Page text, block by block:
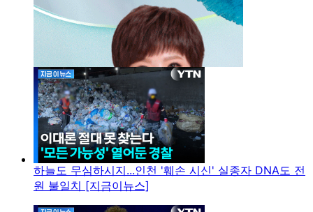
하늘도 무심하시지...인천 '훼손 시신' 실종자 DNA도 전
원 불일치 [지금이뉴스]